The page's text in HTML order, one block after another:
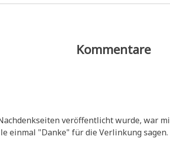
Kommentare
ver­öf­fent­licht wur­de, war
ein­mal "Dan­ke" für die Ver­lin­kung sagen.